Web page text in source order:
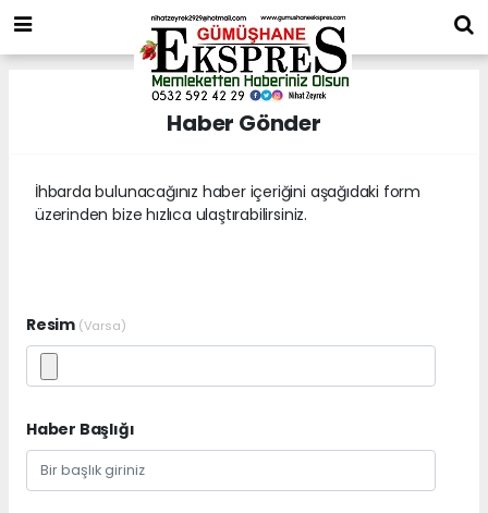
Haber Gönder
İhbarda bulunacağınız haber içeriğini aşağıdaki form
üzerinden bize hızlıca ulaştırabilirsiniz.
Resim (Varsa)
Haber Başlığı